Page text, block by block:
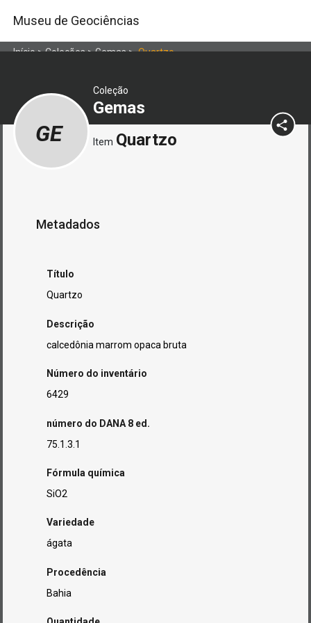
Museu de Geociências
Início>Coleções>Gemas>Quartzo
Coleção
Gemas
GE Item Quartzo
Metadados
Título
Quartzo
Descrição
calcedônia marrom opaca bruta
Número do inventário
6429
número do DANA 8 ed.
75.1.3.1
Fórmula química
SiO2
Variedade
ágata
Procedência
Bahia